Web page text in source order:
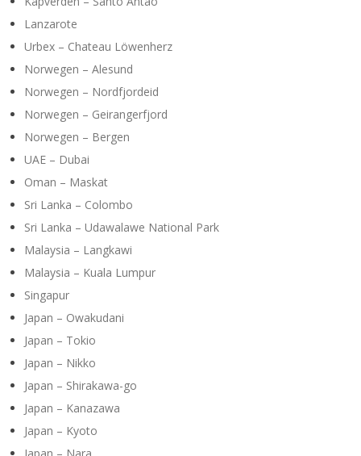
Lanzarote
Urbex – Chateau Löwenherz
Norwegen – Alesund
Norwegen – Nordfjordeid
Norwegen – Geirangerfjord
Norwegen – Bergen
UAE – Dubai
Oman – Maskat
Sri Lanka – Colombo
Sri Lanka – Udawalawe National Park
Malaysia – Langkawi
Malaysia – Kuala Lumpur
Singapur
Japan – Owakudani
Japan – Tokio
Japan – Nikko
Japan – Shirakawa-go
Japan – Kanazawa
Japan – Kyoto